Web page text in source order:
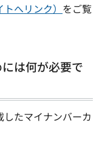
へリンク） をご覧
は何が必要で
たマイナンバーカ